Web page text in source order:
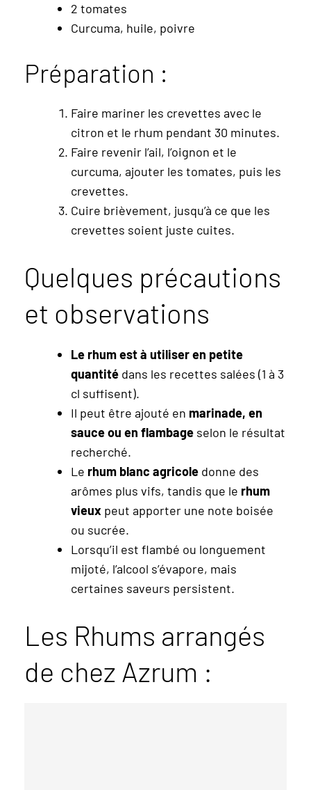
2 tomates
Curcuma, huile, poivre
Préparation :
Faire mariner les crevettes avec le
citron et le rhum pendant 30 minutes.
Faire revenir l’ail, l’oignon et le
curcuma, ajouter les tomates, puis les
crevettes.
Cuire brièvement, jusqu’à ce que les
crevettes soient juste cuites.
Quelques précautions
et observations
Le rhum est à utiliser en petite
quantité dans les recettes salées (1 à 3
cl suffisent).
Il peut être ajouté en marinade, en
sauce ou en flambage selon le résultat
recherché.
Le rhum blanc agricole donne des
arômes plus vifs, tandis que le rhum
vieux peut apporter une note boisée
ou sucrée.
Lorsqu’il est flambé ou longuement
mijoté, l’alcool s’évapore, mais
certaines saveurs persistent.
Les Rhums arrangés
de chez Azrum :